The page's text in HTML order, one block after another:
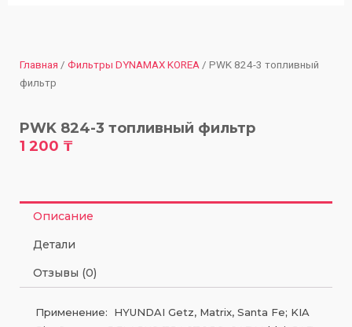
Главная / Фильтры DYNAMAX KOREA / PWK 824-3 топливный
фильтр
PWK 824-3 топливный фильтр
1 200 ₸
Описание
Детали
Отзывы (0)
Применение: HYUNDAI Getz, Matrix, Santa Fe; KIA